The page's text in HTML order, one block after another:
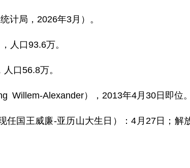
计局，2026年3月）。
人口93.6万。
口56.8万。
Willem-Alexander），2013年4月30日即位。
任国王威廉-亚历山大生日）：4月27日；解